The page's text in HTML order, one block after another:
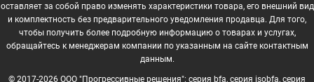
оставляет за собой право изменять характеристики товара, его внешний вид
и комплектность без предварительного уведомления продавца. Для того,
чтобы получить более подробную информацию о товарах и услугах,
обращайтесь к менеджерам компании по указанным на сайте контактным
данным.
© 2017-2026 ООО "Прогрессивные решения": серия bfa, серия isobfa, серия